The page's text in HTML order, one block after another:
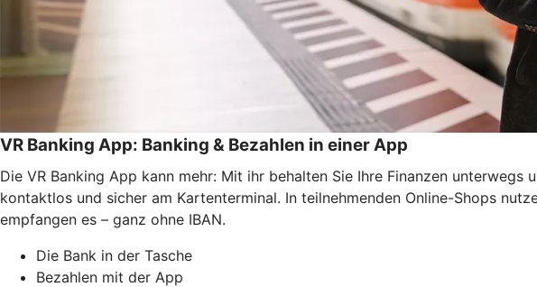
VR Banking App: Banking & Bezahlen in einer App
Die VR Banking App kann mehr: Mit ihr behalten Sie Ihre Finanzen
kontaktlos und sicher am Kartenterminal. In teilnehmenden Online-Shops
empfangen es – ganz ohne IBAN.
Die Bank in der Tasche
Bezahlen mit der App